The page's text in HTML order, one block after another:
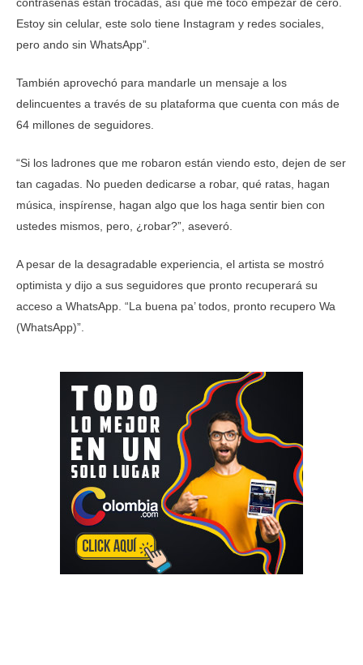
Estoy sin celular, este solo tiene Instagram y redes sociales,
pero ando sin WhatsApp”.
También aprovechó para mandarle un mensaje a los
delincuentes a través de su plataforma que cuenta con más de
64 millones de seguidores.
“Si los ladrones que me robaron están viendo esto, dejen de ser
tan cagadas. No pueden dedicarse a robar, qué ratas, hagan
música, inspírense, hagan algo que los haga sentir bien con
ustedes mismos, pero, ¿robar?”, aseveró.
A pesar de la desagradable experiencia, el artista se mostró
optimista y dijo a sus seguidores que pronto recuperará su
acceso a WhatsApp. “La buena pa’ todos, pronto recupero Wa
(WhatsApp)”.